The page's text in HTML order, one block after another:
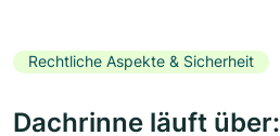
Rechtliche Aspekte & Sicherheit
Dachrinne läuft über: